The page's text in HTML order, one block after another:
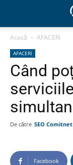
Acasă AFACERI
AFACERI
Când
De către SEO Comitnet
Facebook